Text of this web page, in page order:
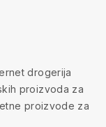
drogerija
proizvoda za
proizvode za